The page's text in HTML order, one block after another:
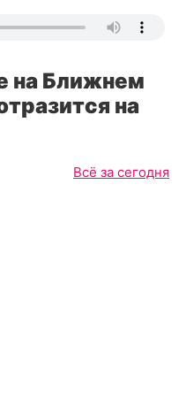
на Ближнем
на
Всё за сегодня